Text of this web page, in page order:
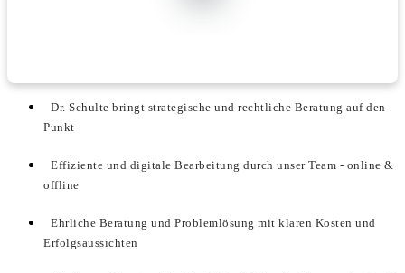
Dr. Schulte bringt strategische und rechtliche Beratung auf den
Punkt
Effiziente und digitale Bearbeitung durch unser Team - online &
offline
Ehrliche Beratung und Problemlösung mit klaren Kosten und
Erfolgsaussichten